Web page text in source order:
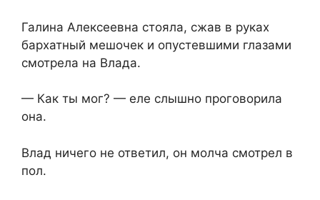
Галина Алексеевна стояла, сжав в руках
бархатный мешочек и опустевшими глазами
смотрела на Влада.
— Как ты мог? — еле слышно проговорила
она.
Влад ничего не ответил, он молча смотрел в
пол.